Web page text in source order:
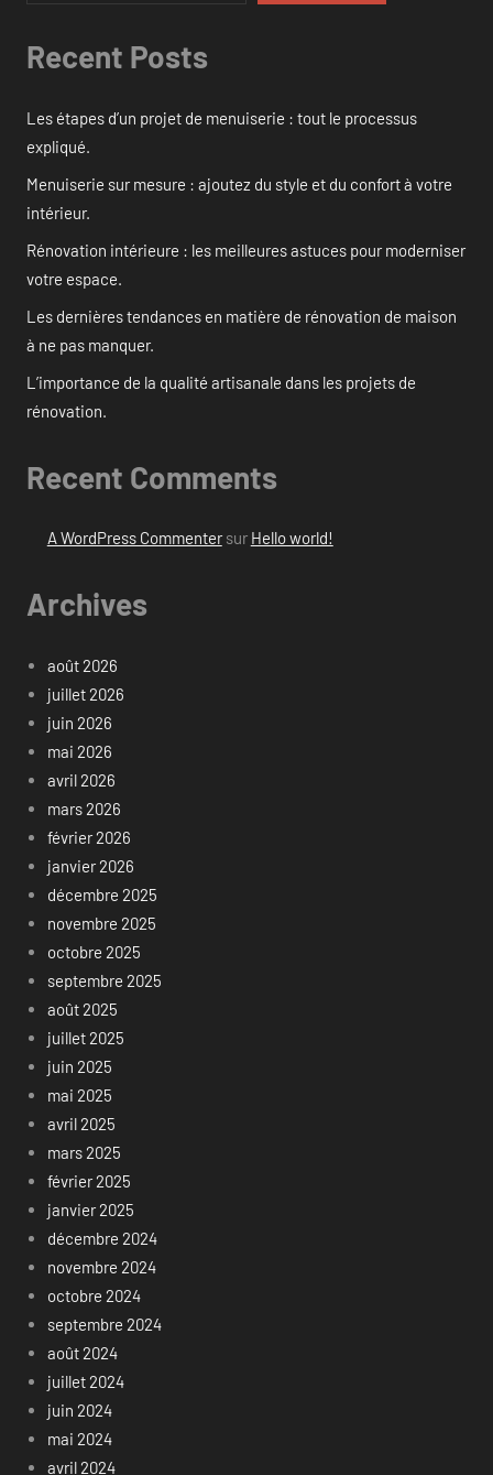
Recent Posts
Les étapes d’un projet de menuiserie : tout le processus
expliqué.
Menuiserie sur mesure : ajoutez du style et du confort à votre
intérieur.
Rénovation intérieure : les meilleures astuces pour moderniser
votre espace.
Les dernières tendances en matière de rénovation de maison
à ne pas manquer.
L’importance de la qualité artisanale dans les projets de
rénovation.
Recent Comments
A WordPress Commentersur Hello world!
Archives
août 2026
juillet 2026
juin 2026
mai 2026
avril 2026
mars 2026
février 2026
janvier 2026
décembre 2025
novembre 2025
octobre 2025
septembre 2025
août 2025
juillet 2025
juin 2025
mai 2025
avril 2025
mars 2025
février 2025
janvier 2025
décembre 2024
novembre 2024
octobre 2024
septembre 2024
août 2024
juillet 2024
juin 2024
mai 2024
avril 2024